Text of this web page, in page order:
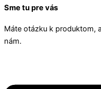
Sme tu pre vás
Máte otázku k produktom,
nám.